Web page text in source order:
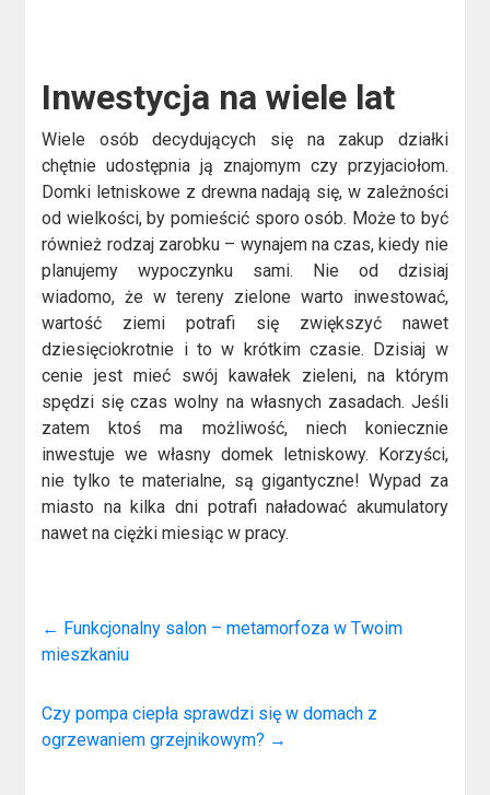
Inwestycja na wiele lat
Wiele osób decydujących się na zakup działki
chętnie udostępnia ją znajomym czy przyjaciołom.
Domki letniskowe z drewna nadają się, w zależności
od wielkości, by pomieścić sporo osób. Może to być
również rodzaj zarobku – wynajem na czas, kiedy nie
planujemy wypoczynku sami. Nie od dzisiaj
wiadomo, że w tereny zielone warto inwestować,
wartość ziemi potrafi się zwiększyć nawet
dziesięciokrotnie i to w krótkim czasie. Dzisiaj w
cenie jest mieć swój kawałek zieleni, na którym
spędzi się czas wolny na własnych zasadach. Jeśli
zatem ktoś ma możliwość, niech koniecznie
inwestuje we własny domek letniskowy. Korzyści,
nie tylko te materialne, są gigantyczne! Wypad za
miasto na kilka dni potrafi naładować akumulatory
nawet na ciężki miesiąc w pracy.
← Funkcjonalny salon – metamorfoza w Twoim
mieszkaniu
Czy pompa ciepła sprawdzi się w domach z
ogrzewaniem grzejnikowym? →